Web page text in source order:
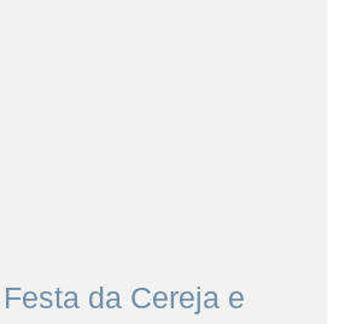
da Cereja e